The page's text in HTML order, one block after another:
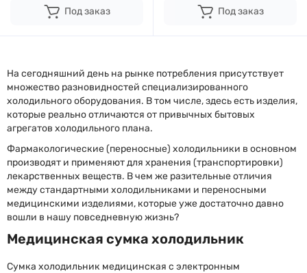
Под заказ Под заказ
На сегодняшний день на рынке потребления присутствует
множество разновидностей специализированного
холодильного оборудования. В том числе, здесь есть изделия,
которые реально отличаются от привычных бытовых
агрегатов холодильного плана.
Фармакологические (переносные) холодильники в основном
производят и применяют для хранения (транспортировки)
лекарственных веществ. В чем же разительные отличия
между стандартными холодильниками и переносными
медицинскими изделиями, которые уже достаточно давно
вошли в нашу повседневную жизнь?
Медицинская сумка холодильник
Сумка холодильник медицинская с электронным